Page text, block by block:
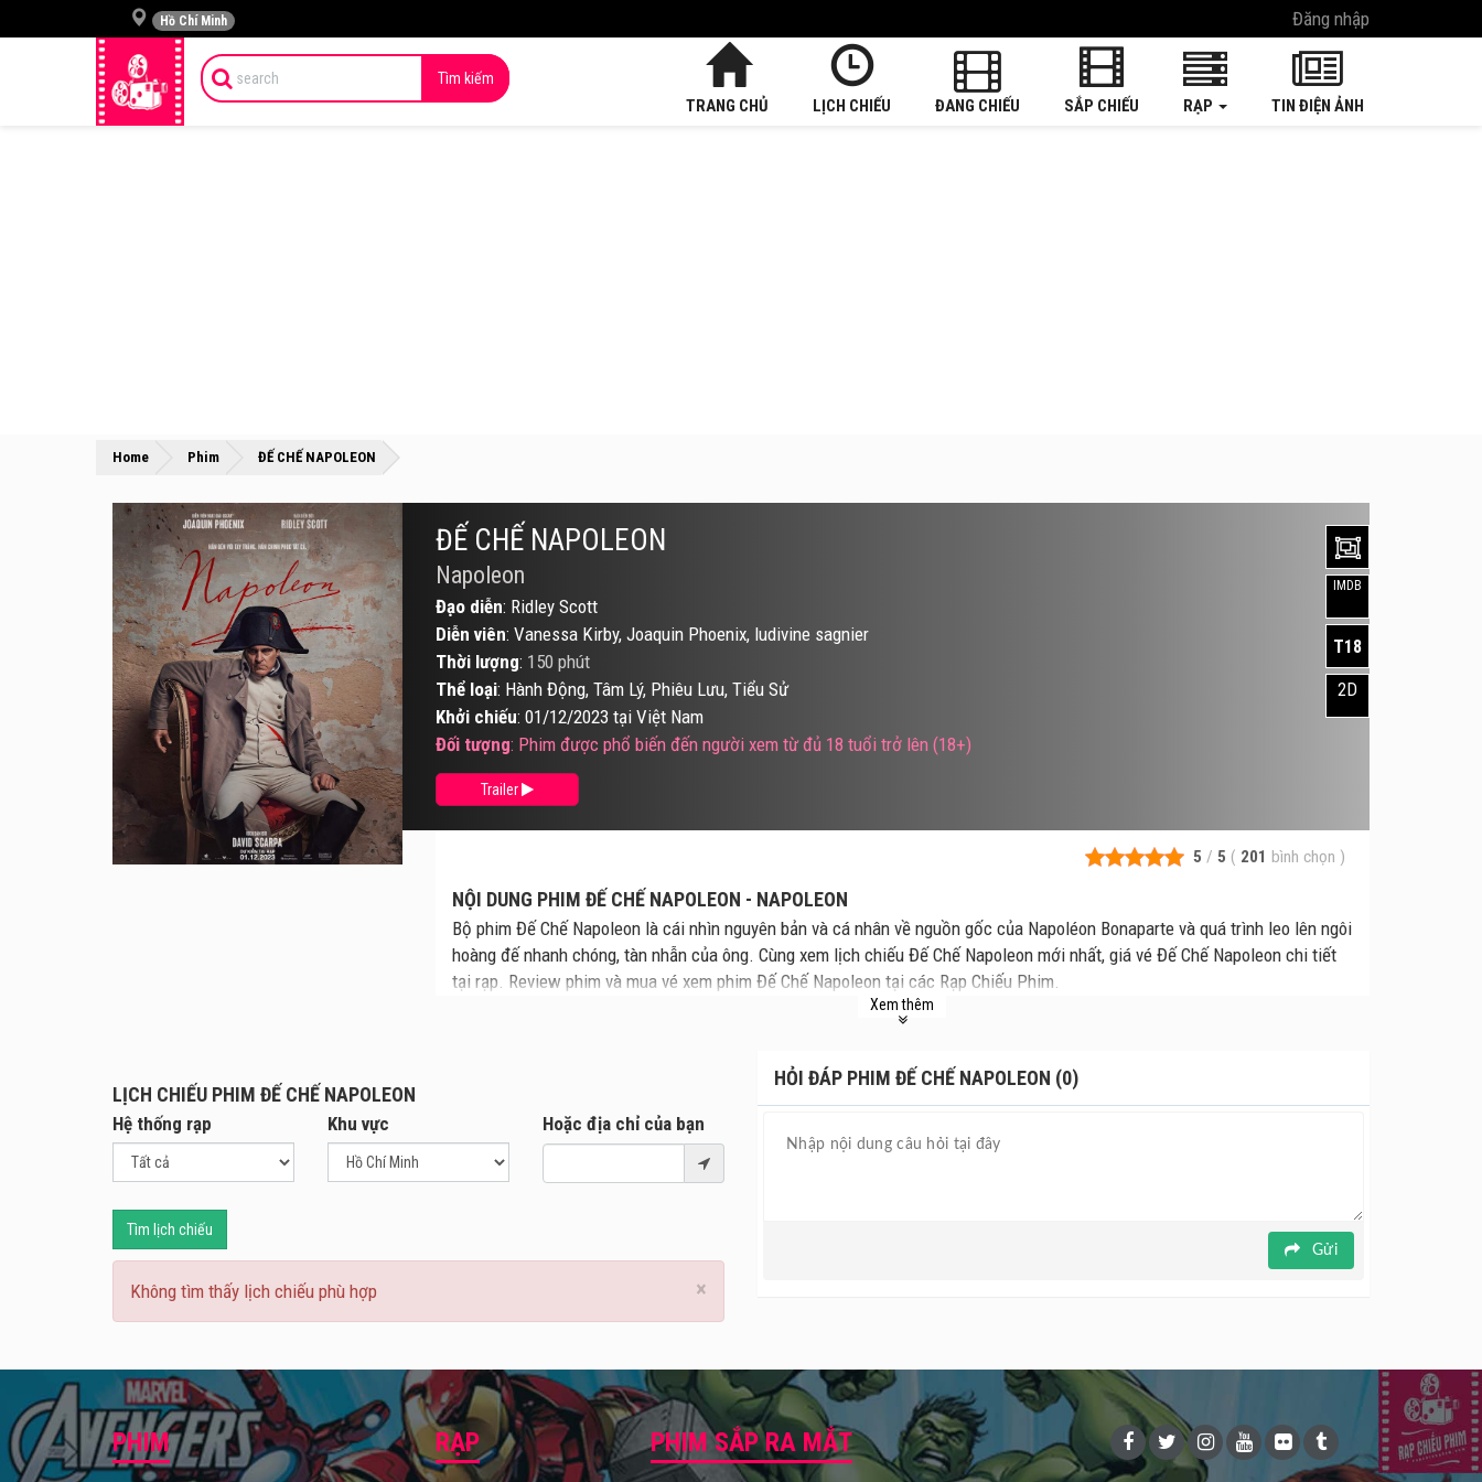
Hồ Chí Minh Đăng nhập
Tìm kiếm
TRANG CHỦ LỊCH CHIẾU ĐANG CHIẾU SẮP CHIẾU RẠP TIN ĐIỆN ẢNH
Home »
Phim »
ĐẾ CHẾ NAPOLEON
5 / 5 ( 201 bình chọn )
NỘI DUNG PHIM ĐẾ CHẾ NAPOLEON - NAPOLEON
Bộ phim Đế Chế Napoleon là cái nhìn nguyên bản và cá nhân về nguồn gốc của Napoléon Bonaparte và quá trình leo lên ngôi
hoàng đế nhanh chóng, tàn nhẫn của ông. Cùng xem lịch chiếu Đế Chế Napoleon mới nhất, giá vé Đế Chế Napoleon chi tiết
tại rạp. Review phim và mua vé xem phim Đế Chế Napoleon tại các Rạp Chiếu Phim.
Câu chuyện tiểu sử về nhà chỉ huy quân sự - Hoàng đế Pháp Napoleon Bonaparte được kể qua lăng kính của vợ ông, mối
những trận chiến lịch sử, chiến trường đẫm máu, tạo nên đế chế Napoleon, đồng thời cũng thể hiện một nội tâm phức tạp
Vai diễn Napoleon sẽ do tài tử Joaquin Phoenix thủ vai chính. Đây cũng là tác phẩm đánh dấu sự sự chuyển mình của hãng
công nghệ Mỹ Apple khi lấn sân vào thị trường phim ảnh. Sự hợp tác của "Joker" Joaquin Phoenix và đả nữ Vanessa Kirby
Xem thêm
ĐẾ CHẾ NAPOLEON
Napoleon
Đạo diễn: Ridley Scott
Diễn viên: Vanessa Kirby, Joaquin Phoenix, ludivine sagnier
Thời lượng: 150 phút
Thể loại: Hành Động, Tâm Lý, Phiêu Lưu, Tiểu Sử
Khởi chiếu: 01/12/2023 tại Việt Nam
Đối tượng: Phim được phổ biến đến người xem từ đủ 18 tuổi trở lên (18+)
Trailer
IMDB
T18
2D
LỊCH CHIẾU PHIM ĐẾ CHẾ NAPOLEON
Hệ thống rạp Khu vực Hoặc địa chỉ của bạn
Tìm lịch chiếu
×
Không tìm thấy lịch chiếu phù hợp
HỎI ĐÁP PHIM ĐẾ CHẾ NAPOLEON (0)
Gửi
PHIM RẠP PHIM SẮP RA MẮT